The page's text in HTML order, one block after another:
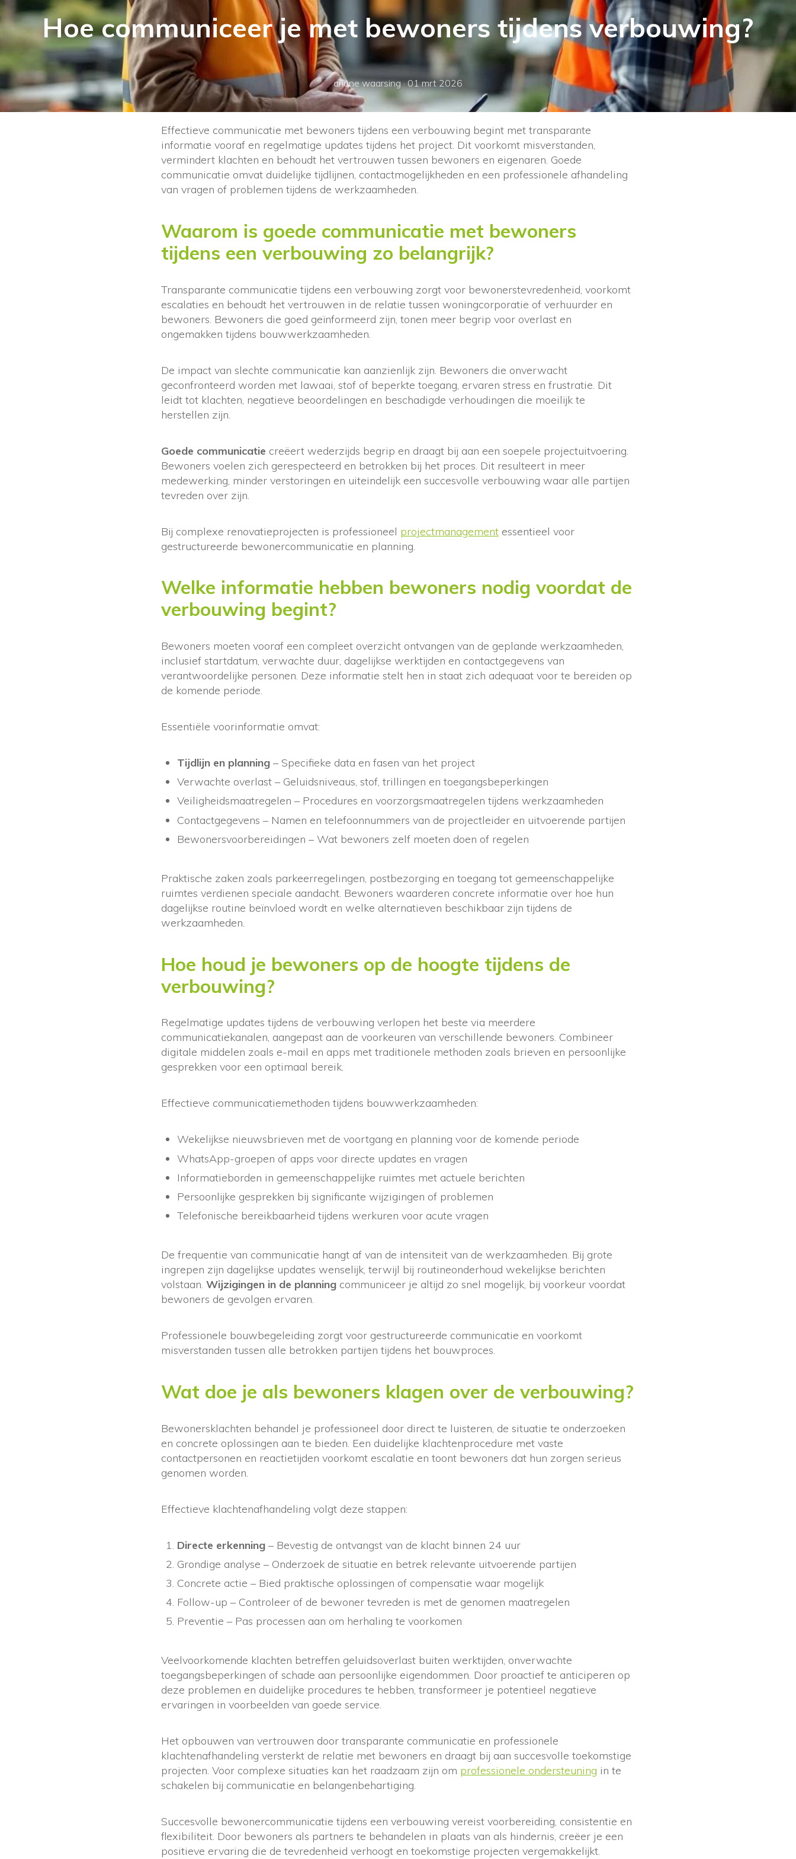
Hoe communiceer je met bewoners tijdens verbouwing?
ariane waarsing·01 mrt 2026
Effectieve communicatie met bewoners tijdens een verbouwing begint met transparante
informatie vooraf en regelmatige updates tijdens het project. Dit voorkomt misverstanden,
vermindert klachten en behoudt het vertrouwen tussen bewoners en eigenaren. Goede
communicatie omvat duidelijke tijdlijnen, contactmogelijkheden en een professionele afhandeling
van vragen of problemen tijdens de werkzaamheden.
Waarom is goede communicatie met bewoners
tijdens een verbouwing zo belangrijk?
Transparante communicatie tijdens een verbouwing zorgt voor bewonerstevredenheid, voorkomt
escalaties en behoudt het vertrouwen in de relatie tussen woningcorporatie of verhuurder en
bewoners. Bewoners die goed geïnformeerd zijn, tonen meer begrip voor overlast en
ongemakken tijdens bouwwerkzaamheden.
De impact van slechte communicatie kan aanzienlijk zijn. Bewoners die onverwacht
geconfronteerd worden met lawaai, stof of beperkte toegang, ervaren stress en frustratie. Dit
leidt tot klachten, negatieve beoordelingen en beschadigde verhoudingen die moeilijk te
herstellen zijn.
Goede communicatie creëert wederzijds begrip en draagt bij aan een soepele projectuitvoering.
Bewoners voelen zich gerespecteerd en betrokken bij het proces. Dit resulteert in meer
medewerking, minder verstoringen en uiteindelijk een succesvolle verbouwing waar alle partijen
tevreden over zijn.
Bij complexe renovatieprojecten is professioneel projectmanagement essentieel voor
gestructureerde bewonercommunicatie en planning.
Welke informatie hebben bewoners nodig voordat de
verbouwing begint?
Bewoners moeten vooraf een compleet overzicht ontvangen van de geplande werkzaamheden,
inclusief startdatum, verwachte duur, dagelijkse werktijden en contactgegevens van
verantwoordelijke personen. Deze informatie stelt hen in staat zich adequaat voor te bereiden op
de komende periode.
Essentiële voorinformatie omvat:
Tijdlijn en planning – Specifieke data en fasen van het project
Verwachte overlast – Geluidsniveaus, stof, trillingen en toegangsbeperkingen
Veiligheidsmaatregelen – Procedures en voorzorgsmaatregelen tijdens werkzaamheden
Contactgegevens – Namen en telefoonnummers van de projectleider en uitvoerende partijen
Bewonersvoorbereidingen – Wat bewoners zelf moeten doen of regelen
Praktische zaken zoals parkeerregelingen, postbezorging en toegang tot gemeenschappelijke
ruimtes verdienen speciale aandacht. Bewoners waarderen concrete informatie over hoe hun
dagelijkse routine beïnvloed wordt en welke alternatieven beschikbaar zijn tijdens de
werkzaamheden.
Hoe houd je bewoners op de hoogte tijdens de
verbouwing?
Regelmatige updates tijdens de verbouwing verlopen het beste via meerdere
communicatiekanalen, aangepast aan de voorkeuren van verschillende bewoners. Combineer
digitale middelen zoals e-mail en apps met traditionele methoden zoals brieven en persoonlijke
gesprekken voor een optimaal bereik.
Effectieve communicatiemethoden tijdens bouwwerkzaamheden:
Wekelijkse nieuwsbrieven met de voortgang en planning voor de komende periode
WhatsApp-groepen of apps voor directe updates en vragen
Informatieborden in gemeenschappelijke ruimtes met actuele berichten
Persoonlijke gesprekken bij significante wijzigingen of problemen
Telefonische bereikbaarheid tijdens werkuren voor acute vragen
De frequentie van communicatie hangt af van de intensiteit van de werkzaamheden. Bij grote
ingrepen zijn dagelijkse updates wenselijk, terwijl bij routineonderhoud wekelijkse berichten
volstaan. Wijzigingen in de planning communiceer je altijd zo snel mogelijk, bij voorkeur voordat
bewoners de gevolgen ervaren.
Professionele bouwbegeleiding zorgt voor gestructureerde communicatie en voorkomt
misverstanden tussen alle betrokken partijen tijdens het bouwproces.
Wat doe je als bewoners klagen over de verbouwing?
Bewonersklachten behandel je professioneel door direct te luisteren, de situatie te onderzoeken
en concrete oplossingen aan te bieden. Een duidelijke klachtenprocedure met vaste
contactpersonen en reactietijden voorkomt escalatie en toont bewoners dat hun zorgen serieus
genomen worden.
Effectieve klachtenafhandeling volgt deze stappen:
Directe erkenning – Bevestig de ontvangst van de klacht binnen 24 uur
Grondige analyse – Onderzoek de situatie en betrek relevante uitvoerende partijen
Concrete actie – Bied praktische oplossingen of compensatie waar mogelijk
Follow-up – Controleer of de bewoner tevreden is met de genomen maatregelen
Preventie – Pas processen aan om herhaling te voorkomen
Veelvoorkomende klachten betreffen geluidsoverlast buiten werktijden, onverwachte
toegangsbeperkingen of schade aan persoonlijke eigendommen. Door proactief te anticiperen op
deze problemen en duidelijke procedures te hebben, transformeer je potentieel negatieve
ervaringen in voorbeelden van goede service.
Het opbouwen van vertrouwen door transparante communicatie en professionele
klachtenafhandeling versterkt de relatie met bewoners en draagt bij aan succesvolle toekomstige
projecten. Voor complexe situaties kan het raadzaam zijn om professionele ondersteuning in te
schakelen bij communicatie en belangenbehartiging.
Succesvolle bewonercommunicatie tijdens een verbouwing vereist voorbereiding, consistentie en
flexibiliteit. Door bewoners als partners te behandelen in plaats van als hindernis, creëer je een
positieve ervaring die de tevredenheid verhoogt en toekomstige projecten vergemakkelijkt.